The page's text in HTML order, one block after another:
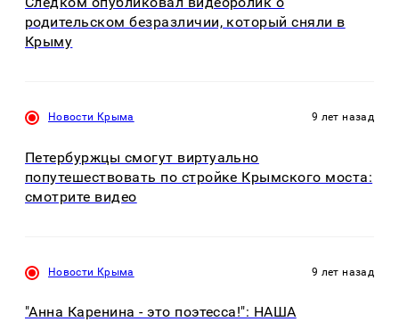
родительском безразличии, который сняли в
Крыму
Новости Крыма 9 лет назад
Петербуржцы смогут виртуально
попутешествовать по стройке Крымского моста:
смотрите видео
Новости Крыма 9 лет назад
"Анна Каренина - это поэтесса!": НАША